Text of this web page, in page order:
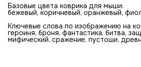
Базовые цвета коврика для мыши:
бежевый, коричневый, оранжевый,
Ключевые слова по изображению на
героиня, броня, фантастика, битва,
мифический, сражение, пустоши,